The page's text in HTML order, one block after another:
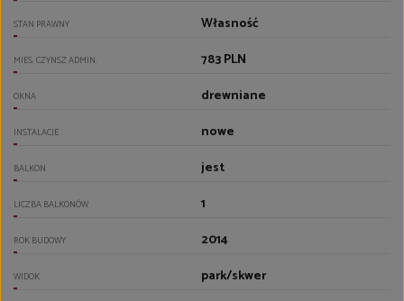
STAN PRAWNY Własność
MIES. CZYNSZ ADMIN. 783 PLN
OKNA drewniane
INSTALACJE nowe
BALKON jest
LICZBA BALKONÓW 1
ROK BUDOWY 2014
WIDOK park/skwer